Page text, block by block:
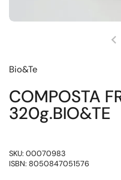
Bio&Te
COMPOSTA
320g.BIO&TE
SKU: 00070983
ISBN: 8050847051576